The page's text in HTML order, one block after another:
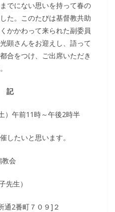
でにない思いを持って春の
た。このたびは基督教共助
かかわって来られた副委員
顕さんをお迎えし、語って
合をつけ、ご出席いただき
記
午前11時～午後2時半
たいと思います。
会
生）
通2番町７０９]２